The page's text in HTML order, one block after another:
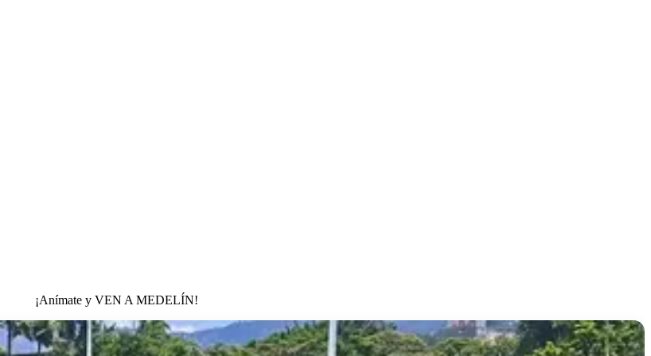
¡Anímate y VEN A MEDELÍN!